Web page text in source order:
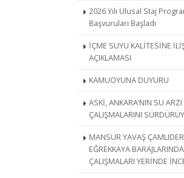
2026 Yılı Ulusal Staj
Başvuruları Başladı
İÇME SUYU KALİTESİNE
AÇIKLAMASI
KAMUOYUNA DUYURU
ASKİ, ANKARA’NIN SU
ÇALIŞMALARINI
MANSUR YAVAŞ
EĞREKKAYA
ÇALIŞMALARI YERİNDE